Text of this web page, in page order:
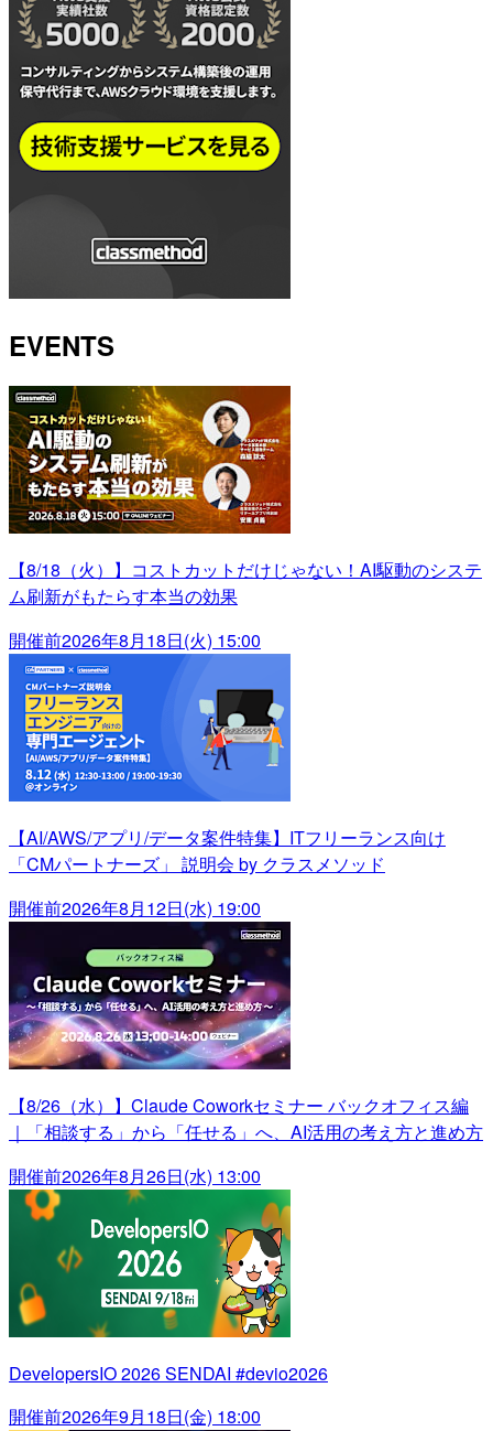
EVENTS
【8/18（火）】コストカットだけじゃない！AI駆動のシステ
ム刷新がもたらす本当の効果
開催前2026年8月18日(火) 15:00
【AI/AWS/アプリ/データ案件特集】ITフリーランス向け
「CMパートナーズ」 説明会 by クラスメソッド
開催前2026年8月12日(水) 19:00
【8/26（水）】Claude Coworkセミナー バックオフィス編
｜「相談する」から「任せる」へ、AI活用の考え方と進め方
開催前2026年8月26日(水) 13:00
DevelopersIO 2026 SENDAI #devio2026
開催前2026年9月18日(金) 18:00